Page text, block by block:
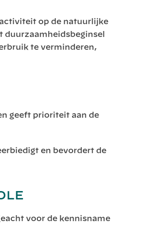
op de natuurlijke
duurzaamheidsbeginsel
te verminderen,
geeft prioriteit aan de
en bevordert de
voor de kennisname